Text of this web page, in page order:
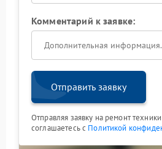
Комментарий к заявке:
Отправить заявку
Отправляя заявку на ремонт
соглашаетесь с Политикой